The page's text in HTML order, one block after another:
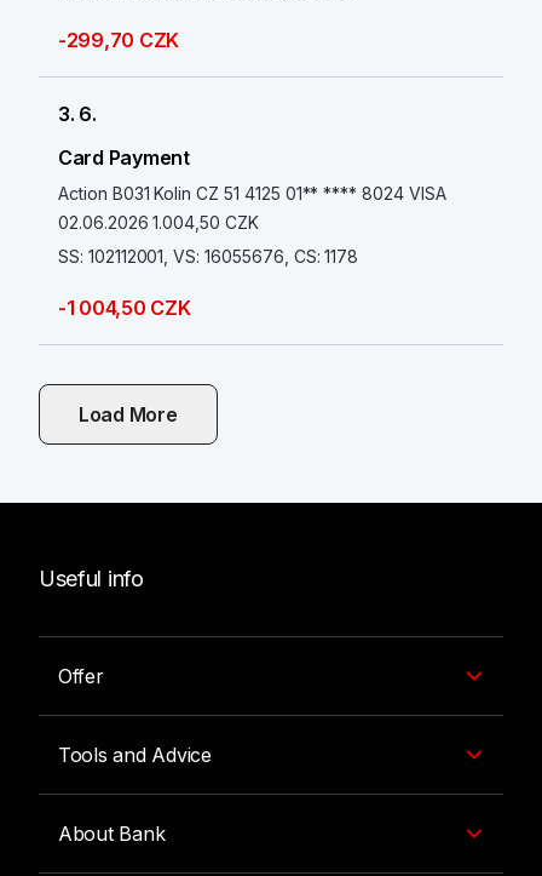
-299,70 CZK
3. 6.
Card Payment
Action B031 Kolin CZ 51 4125 01** **** 8024 VISA
02.06.2026 1.004,50 CZK
SS: 102112001, VS: 16055676, CS: 1178
-1 004,50 CZK
Load More
Useful info
Offer
Tools and Advice
About Bank